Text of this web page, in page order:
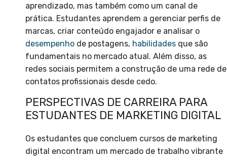
aprendizado, mas também como um canal de
prática. Estudantes aprendem a gerenciar perfis de
marcas, criar conteúdo engajador e analisar o
desempenho de postagens, habilidades que são
fundamentais no mercado atual. Além disso, as
redes sociais permitem a construção de uma rede de
contatos profissionais desde cedo.
PERSPECTIVAS DE CARREIRA PARA
ESTUDANTES DE MARKETING DIGITAL
Os estudantes que concluem cursos de marketing
digital encontram um mercado de trabalho vibrante